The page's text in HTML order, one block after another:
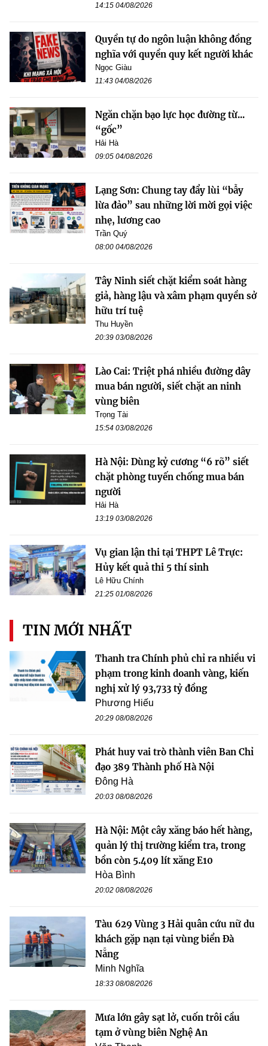
14:15 04/08/2026
Quyền tự do ngôn luận không đồng
nghĩa với quyền quy kết người khác
Ngọc Giàu
11:43 04/08/2026
Ngăn chặn bạo lực học đường từ...
“gốc”
Hải Hà
09:05 04/08/2026
Lạng Sơn: Chung tay đẩy lùi “bẫy
lừa đảo” sau những lời mời gọi việc
nhẹ, lương cao
Trần Quý
08:00 04/08/2026
Tây Ninh siết chặt kiểm soát hàng
giả, hàng lậu và xâm phạm quyền sở
hữu trí tuệ
Thu Huyền
20:39 03/08/2026
Lào Cai: Triệt phá nhiều đường dây
mua bán người, siết chặt an ninh
vùng biên
Trọng Tài
15:54 03/08/2026
Hà Nội: Dùng kỷ cương “6 rõ” siết
chặt phòng tuyến chống mua bán
người
Hải Hà
13:19 03/08/2026
Vụ gian lận thi tại THPT Lê Trực:
Hủy kết quả thi 5 thí sinh
Lê Hữu Chính
21:25 01/08/2026
TIN MỚI NHẤT
Thanh tra Chính phủ chỉ ra nhiều vi
phạm trong kinh doanh vàng, kiến
nghị xử lý 93,733 tỷ đồng
Phương Hiếu
20:29 08/08/2026
Phát huy vai trò thành viên Ban Chỉ
đạo 389 Thành phố Hà Nội
Đông Hà
20:03 08/08/2026
Hà Nội: Một cây xăng báo hết hàng,
quản lý thị trường kiểm tra, trong
bồn còn 5.409 lít xăng E10
Hòa Bình
20:02 08/08/2026
Tàu 629 Vùng 3 Hải quân cứu nữ du
khách gặp nạn tại vùng biển Đà
Nẵng
Minh Nghĩa
18:33 08/08/2026
Mưa lớn gây sạt lở, cuốn trôi cầu
tạm ở vùng biên Nghệ An